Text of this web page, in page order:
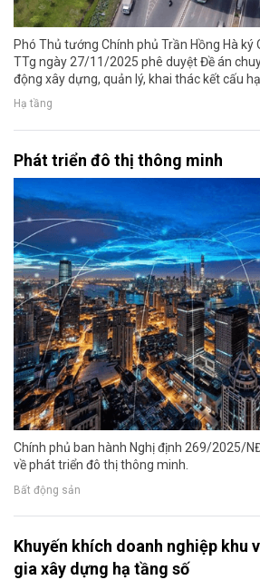
Phó Thủ tướng Chính phủ Trần Hồng Hà
TTg ngày 27/11/2025 phê duyệt Đề án
động xây dựng, quản lý, khai thác kết cấu
Hạ tầng
Phát triển đô thị thông minh
Chính phủ ban hành Nghị định 269/2025/
về phát triển đô thị thông minh.
Bất động sản
Khuyến khích doanh nghiệp khu
gia xây dựng hạ tầng số